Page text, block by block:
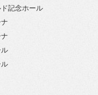
記念ホール